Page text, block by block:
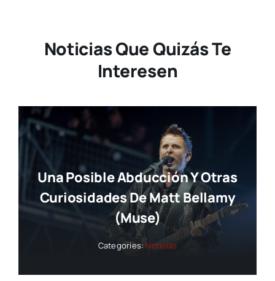
Noticias Que Quizás Te
Interesen
Una Posible Abducción Y Otras
Curiosidades De Matt Bellamy
(Muse)
Categories: Noticias